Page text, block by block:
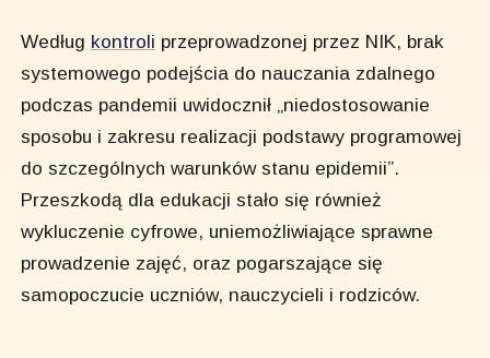
Według kontroli przeprowadzonej przez NIK, brak
systemowego podejścia do nauczania zdalnego
podczas pandemii uwidocznił „niedostosowanie
sposobu i zakresu realizacji podstawy programowej
do szczególnych warunków stanu epidemii”.
Przeszkodą dla edukacji stało się również
wykluczenie cyfrowe, uniemożliwiające sprawne
prowadzenie zajęć, oraz pogarszające się
samopoczucie uczniów, nauczycieli i rodziców.